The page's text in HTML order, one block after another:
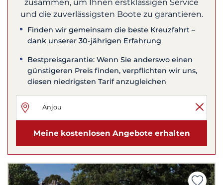
zusammen, um Ihnen erstklassigen Service
und die zuverlässigsten Boote zu garantieren.
Finden wir gemeinsam die beste Kreuzfahrt –
dank unserer 30-jährigen Erfahrung
Bestpreisgarantie: Wenn Sie anderswo einen
günstigeren Preis finden, verpflichten wir uns,
diesen niedrigsten Tarif anzugleichen
Meine kostenlosen Angebote erhalten